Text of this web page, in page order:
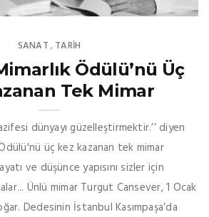
SANAT , TARİH
Ödülü’nü Üç
Tek Mimar
dünyayı güzelleştirmektir.’’ diyen
üç kez kazanan tek mimar
ve düşünce yapısını sizler için
Ünlü mimar Turgut Cansever, 1 Ocak
Dedesinin İstanbul Kasımpaşa’da